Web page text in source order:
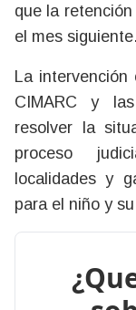
que la
el mes siguiente.
La intervención
CIMARC y
resolver la
proceso
localidades y
para el niño y